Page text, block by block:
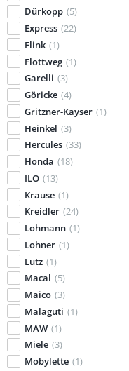
Dürkopp (5)
Express (22)
Flink (1)
Flottweg (1)
Garelli (3)
Göricke (4)
Gritzner-Kayser (1)
Heinkel (3)
Hercules (33)
Honda (18)
ILO (13)
Krause (1)
Kreidler (24)
Lohmann (1)
Lohner (1)
Lutz (1)
Macal (5)
Maico (3)
Malaguti (1)
MAW (1)
Miele (3)
Mobylette (1)